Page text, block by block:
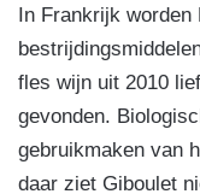
In Frankrijk worden
fles wijn uit 2010
gevonden.
gebruikmaken van
daar ziet Giboulet